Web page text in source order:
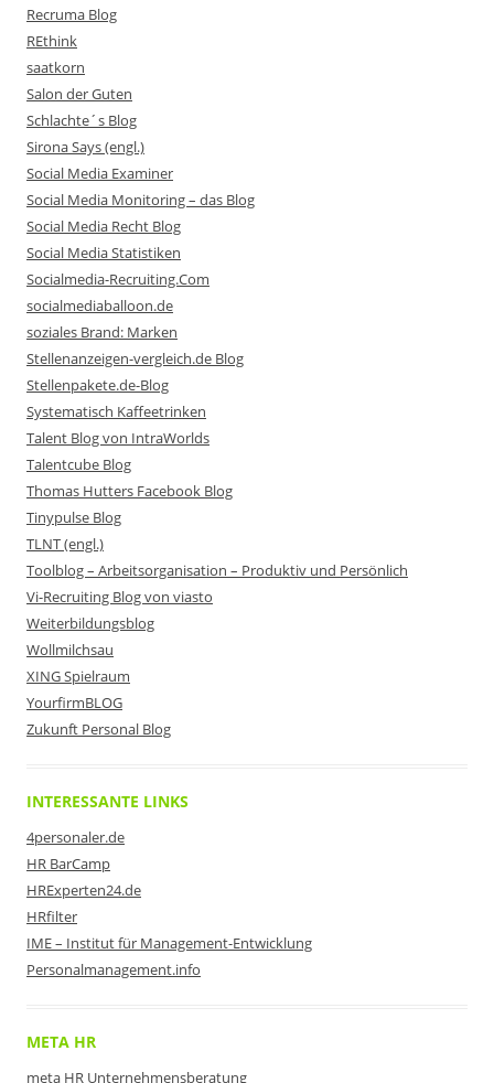
Recruma Blog
REthink
saatkorn
Salon der Guten
Schlachte´s Blog
Sirona Says (engl.)
Social Media Examiner
Social Media Monitoring – das Blog
Social Media Recht Blog
Social Media Statistiken
Socialmedia-Recruiting.Com
socialmediaballoon.de
soziales Brand: Marken
Stellenanzeigen-vergleich.de Blog
Stellenpakete.de-Blog
Systematisch Kaffeetrinken
Talent Blog von IntraWorlds
Talentcube Blog
Thomas Hutters Facebook Blog
Tinypulse Blog
TLNT (engl.)
Toolblog – Arbeitsorganisation – Produktiv und Persönlich
Vi-Recruiting Blog von viasto
Weiterbildungsblog
Wollmilchsau
XING Spielraum
YourfirmBLOG
Zukunft Personal Blog
INTERESSANTE LINKS
4personaler.de
HR BarCamp
HRExperten24.de
HRfilter
IME – Institut für Management-Entwicklung
Personalmanagement.info
META HR
meta HR Unternehmensberatung